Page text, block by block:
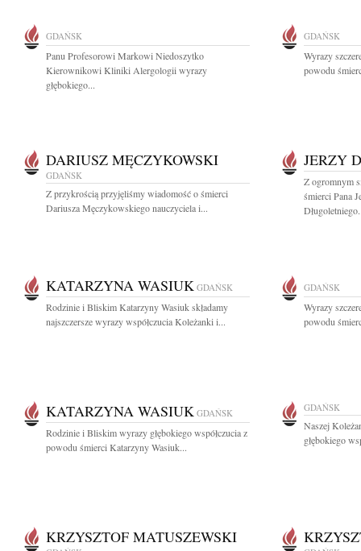
GDAŃSK
Panu Profesorowi Markowi Niedoszytko
Kierownikowi Kliniki Alergologii wyrazy
głębokiego...
GDAŃSK
Wyrazy
powodu
DARIUSZ MĘCZYKOWSKI
GDAŃSK
Z przykrością przyjęliśmy wiadomość o śmierci
Dariusza Męczykowskiego nauczyciela i...
JERZY
Z ogromnym
śmierci Pana
KATARZYNA WASIUK GDAŃSK
Rodzinie i Bliskim Katarzyny Wasiuk składamy
najszczersze wyrazy współczucia Koleżanki i...
GDAŃSK
Wyrazy
powodu
KATARZYNA WASIUK GDAŃSK
Rodzinie i Bliskim wyrazy głębokiego współczucia z
powodu śmierci Katarzyny Wasiuk...
GDAŃSK
Naszej
głębokiego
KRZYSZTOF MATUSZEWSKI